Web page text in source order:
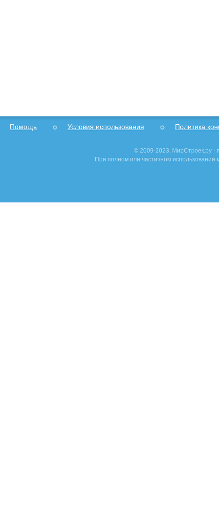
Помощь Условия использования Политика
© 2009-2023, МирСтроек.ру -
При полном или частичном использовании